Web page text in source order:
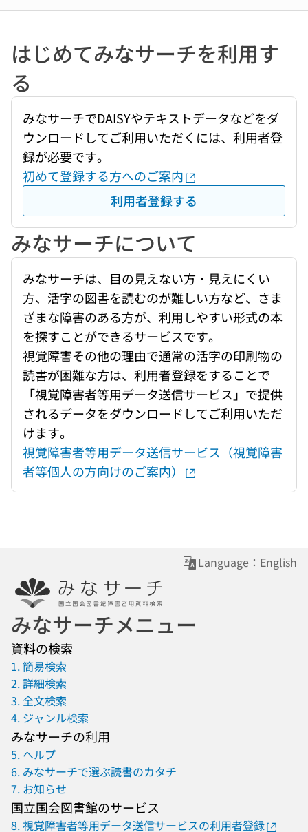
はじめてみなサーチを利用す
る
みなサーチでDAISYやテキストデータなどをダ
ウンロードしてご利用いただくには、利用者登
録が必要です。
初めて登録する方へのご案内
利用者登録する
みなサーチについて
みなサーチは、目の見えない方・見えにくい
方、活字の図書を読むのが難しい方など、さま
ざまな障害のある方が、利用しやすい形式の本
を探すことができるサービスです。
視覚障害その他の理由で通常の活字の印刷物の
読書が困難な方は、利用者登録をすることで
「視覚障害者等用データ送信サービス」で提供
されるデータをダウンロードしてご利用いただ
けます。
視覚障害者等用データ送信サービス（視覚障害
者等個人の方向けのご案内）
Language：English
みなサーチメニュー
資料の検索
1. 簡易検索
2. 詳細検索
3. 全文検索
4. ジャンル検索
みなサーチの利用
5. ヘルプ
6. みなサーチで選ぶ読書のカタチ
7. お知らせ
国立国会図書館のサービス
8. 視覚障害者等用データ送信サービスの利用者登録